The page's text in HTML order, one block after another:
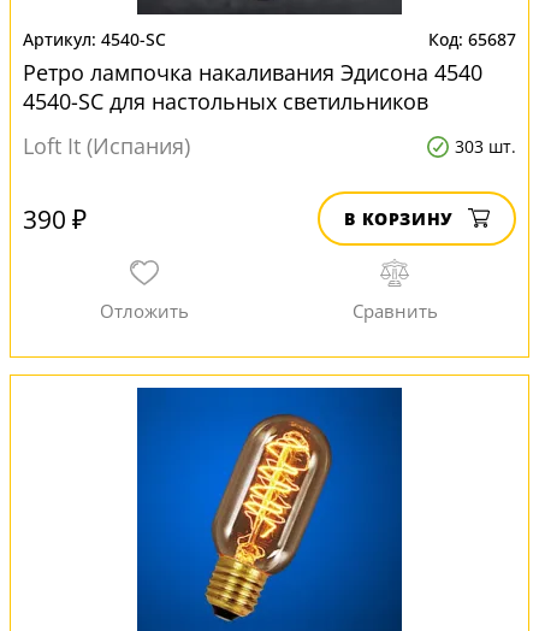
4540-SC 65687
Ретро лампочка накаливания Эдисона 4540
4540-SC для настольных светильников
Loft It (Испания)
303 шт.
390 ₽ В КОРЗИНУ